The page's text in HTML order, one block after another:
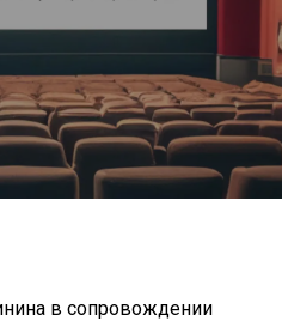
в сопровождении